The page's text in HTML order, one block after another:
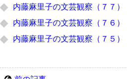
内藤麻里子の文芸観察（７７）
内藤麻里子の文芸観察（７６）
内藤麻里子の文芸観察（７５）